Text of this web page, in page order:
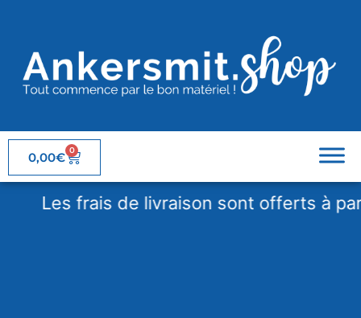
0,00€ 0
Les frais de livraison sont offerts à partir